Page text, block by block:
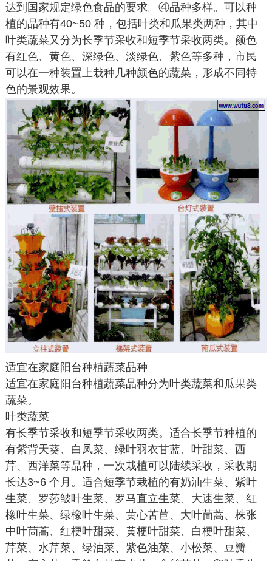
达到国家规定绿色食品的要求。④品种多样。可以种
植的品种有40~50 种，包括叶类和瓜果类两种，其中
叶类蔬菜又分为长季节采收和短季节采收两类。颜色
有红色、黄色、深绿色、淡绿色、紫色等多种，市民
可以在一种装置上栽种几种颜色的蔬菜，形成不同特
色的景观效果。
适宜在家庭阳台种植蔬菜品种
适宜在家庭阳台种植蔬菜品种分为叶类蔬菜和瓜果类
蔬菜。
叶类蔬菜
有长季节采收和短季节采收两类。适合长季节种植的
有紫背天葵、白凤菜、绿叶羽衣甘蓝、叶甜菜、西
芹、西洋菜等品种，一次栽植可以陆续采收，采收期
长达3~6 个月。适合短季节栽植的有奶油生菜、紫叶
生菜、罗莎皱叶生菜、罗马直立生菜、大速生菜、红
橡叶生菜、绿橡叶生菜、黄心苦苣、大叶茼蒿、株张
中叶茼蒿、红梗叶甜菜、黄梗叶甜菜、白梗叶甜菜、
芹菜、水芹菜、绿油菜、紫色油菜、小松菜、豆瓣